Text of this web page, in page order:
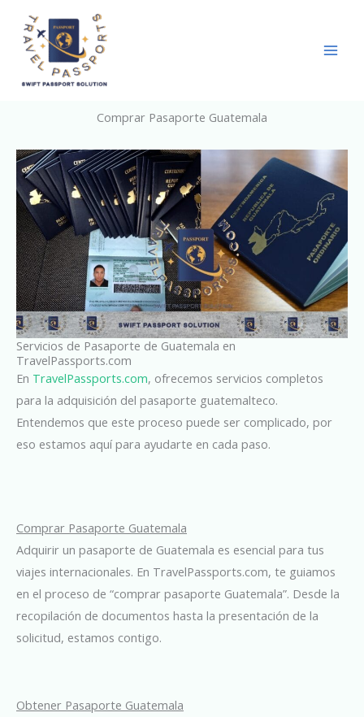
content
Comprar Pasaporte Guatemala
Servicios de Pasaporte de Guatemala en
TravelPassports.com
En TravelPassports.com, ofrecemos servicios completos
para la adquisición del pasaporte guatemalteco.
Entendemos que este proceso puede ser complicado, por
eso estamos aquí para ayudarte en cada paso.
Comprar Pasaporte Guatemala
Adquirir un pasaporte de Guatemala es esencial para tus
viajes internacionales. En TravelPassports.com, te guiamos
en el proceso de “comprar pasaporte Guatemala”. Desde la
recopilación de documentos hasta la presentación de la
solicitud, estamos contigo.
Obtener Pasaporte Guatemala